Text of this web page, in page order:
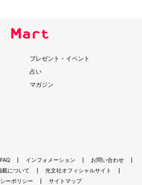
プレゼント・イベント
占い
マガジン
FAQ インフォメーション
お問い合わせ
載について
光文社オフィシャルサイト
ーポリシー
サイトマップ